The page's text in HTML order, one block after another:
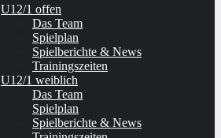
U12/1 offen
Das Team
Spielplan
Spielberichte & News
Trainingszeiten
U12/1 weiblich
Das Team
Spielplan
Spielberichte & News